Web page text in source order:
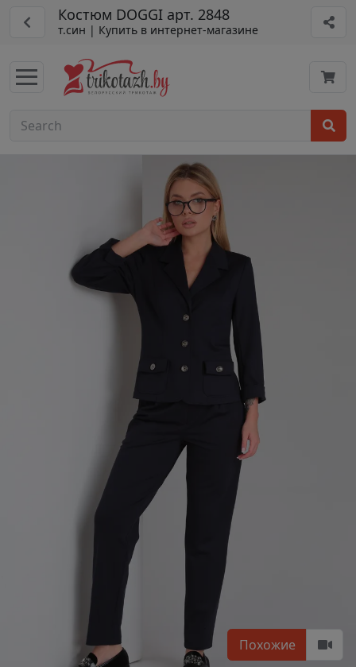
Костюм DOGGI арт. 2848
т.син | Купить в интернет-магазине
Похожие